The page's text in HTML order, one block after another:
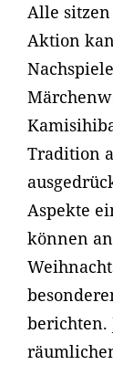
Alle
Aktion
Tradition
Aspekte
können
berichten.